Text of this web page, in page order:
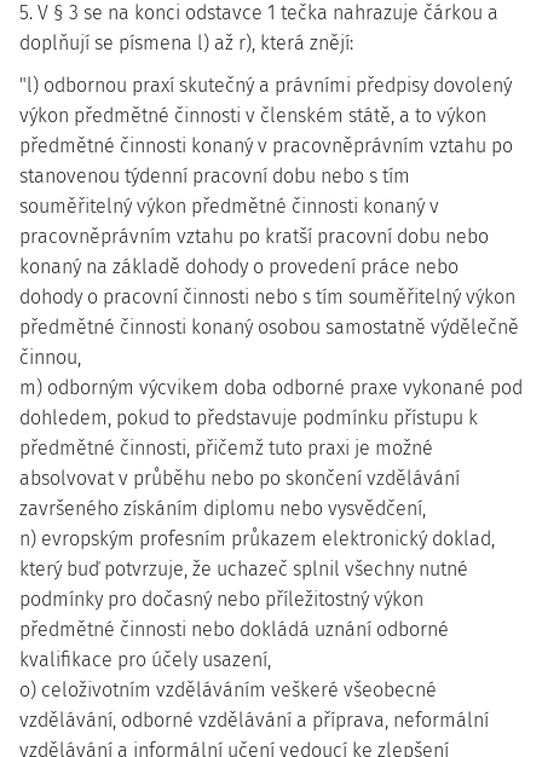
5. V § 3 se na konci odstavce 1 tečka nahrazuje čárkou a
doplňují se písmena l) až r), která znějí:
"l) odbornou praxí skutečný a právními předpisy dovolený
výkon předmětné činnosti v členském státě, a to výkon
předmětné činnosti konaný v pracovněprávním vztahu po
stanovenou týdenní pracovní dobu nebo s tím
souměřitelný výkon předmětné činnosti konaný v
pracovněprávním vztahu po kratší pracovní dobu nebo
konaný na základě dohody o provedení práce nebo
dohody o pracovní činnosti nebo s tím souměřitelný výkon
předmětné činnosti konaný osobou samostatně výdělečně
činnou,
m) odborným výcvikem doba odborné praxe vykonané pod
dohledem, pokud to představuje podmínku přístupu k
předmětné činnosti, přičemž tuto praxi je možné
absolvovat v průběhu nebo po skončení vzdělávání
završeného získáním diplomu nebo vysvědčení,
n) evropským profesním průkazem elektronický doklad,
který buď potvrzuje, že uchazeč splnil všechny nutné
podmínky pro dočasný nebo příležitostný výkon
předmětné činnosti nebo dokládá uznání odborné
kvalifikace pro účely usazení,
o) celoživotním vzděláváním veškeré všeobecné
vzdělávání, odborné vzdělávání a příprava, neformální
vzdělávání a informální učení vedoucí ke zlepšení